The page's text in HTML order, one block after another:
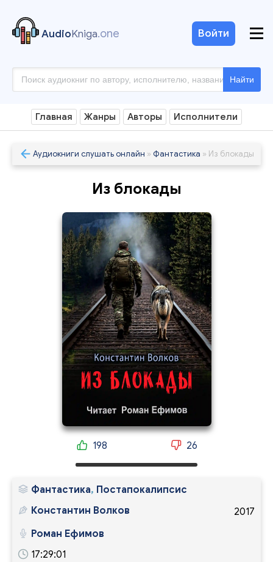
AudioKniga.one
Найти
Войти
Главная Жанры Авторы Исполнители
Аудиокниги слушать онлайн » Фантастика » Из блокады
Из блокады
198 26
Фантастика, Постапокалипсис
2017
Константин Волков
Роман Ефимов
17:29:01